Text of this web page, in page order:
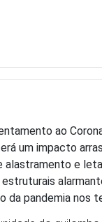
ao
um impacto
e
da pandemia nos